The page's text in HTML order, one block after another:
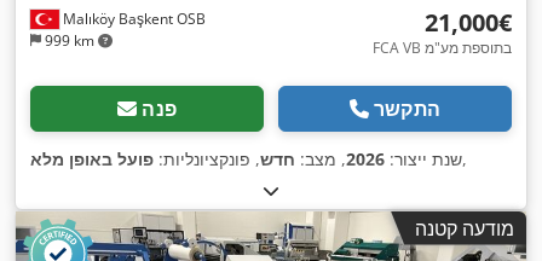
Malıköy Başkent OSB
999 km
‏21,000 ‏€
FCA VB בתוספת מע"מ
פנה התקשר
שנת ייצור: 2026, מצב: חדש, פונקציונליות: פועל באופן מלא ,
מודעה קטנה